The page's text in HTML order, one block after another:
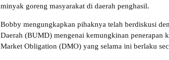
minyak goreng masyarakat di daerah penghasil.
Bobby mengungkapkan pihaknya telah berdiskusi
Daerah (BUMD) mengenai kemungkinan penerapan
Market Obligation (DMO) yang selama ini berlaku